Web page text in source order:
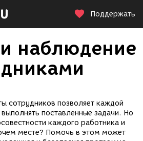
Поддержать
наблюдение
сотрудников позволяет каждой
поставленные задачи. Но
каждого работника и
месте? Помочь в этом может